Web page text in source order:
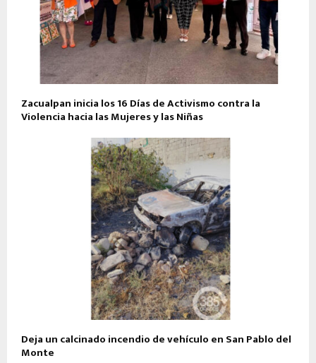
Zacualpan inicia los 16 Días de Activismo contra la
Violencia hacia las Mujeres y las Niñas
Deja un calcinado incendio de vehículo en San Pablo del
Monte